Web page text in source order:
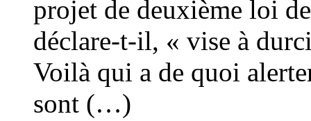
projet de deuxième loi
déclare-t-il, « vise à
Voilà qui a de quoi
sont (…)